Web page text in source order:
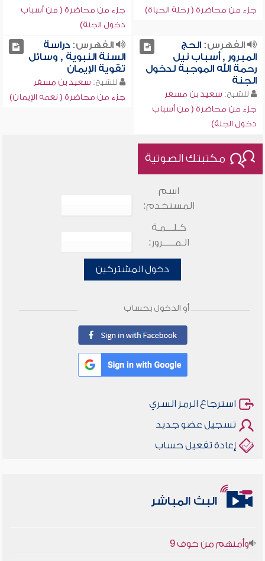
جزء من محاضرة ( رحلة الحياة)
جزء من محاضرة ( من أسباب
دخول الجنة)
الفهرس:الحج
المبرور , أسباب نيل
رحمة الله الموجبة لدخول
الجنة
للشيخ: سعيد بن مسفر
جزء من محاضرة ( من أسباب
دخول الجنة)
الفهرس:دراسة
السنة النبوية , وسائل
تقوية الإيمان
للشيخ: سعيد بن مسفر
جزء من محاضرة ( نعمة الإيمان)
مكتبتك الصوتية
اسم
المستخدم:
كـلـــمـة
الـمـــــرور:
دخول المشتركين
أو الدخول بحساب
استرجاع الرمز السري
تسجيل عضو جديد
إعادة تفعيل حساب
البث المباشر
أخلاقنا أصالة ومعاصرة